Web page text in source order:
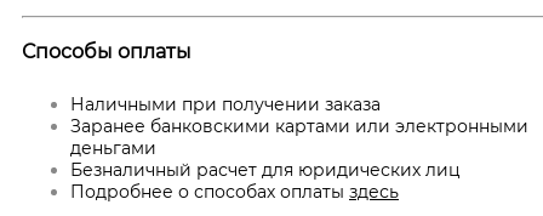
Способы оплаты
Наличными при получении заказа
Заранее банковскими картами или электронными
деньгами
Безналичный расчет для юридических лиц
Подробнее о способах оплаты здесь